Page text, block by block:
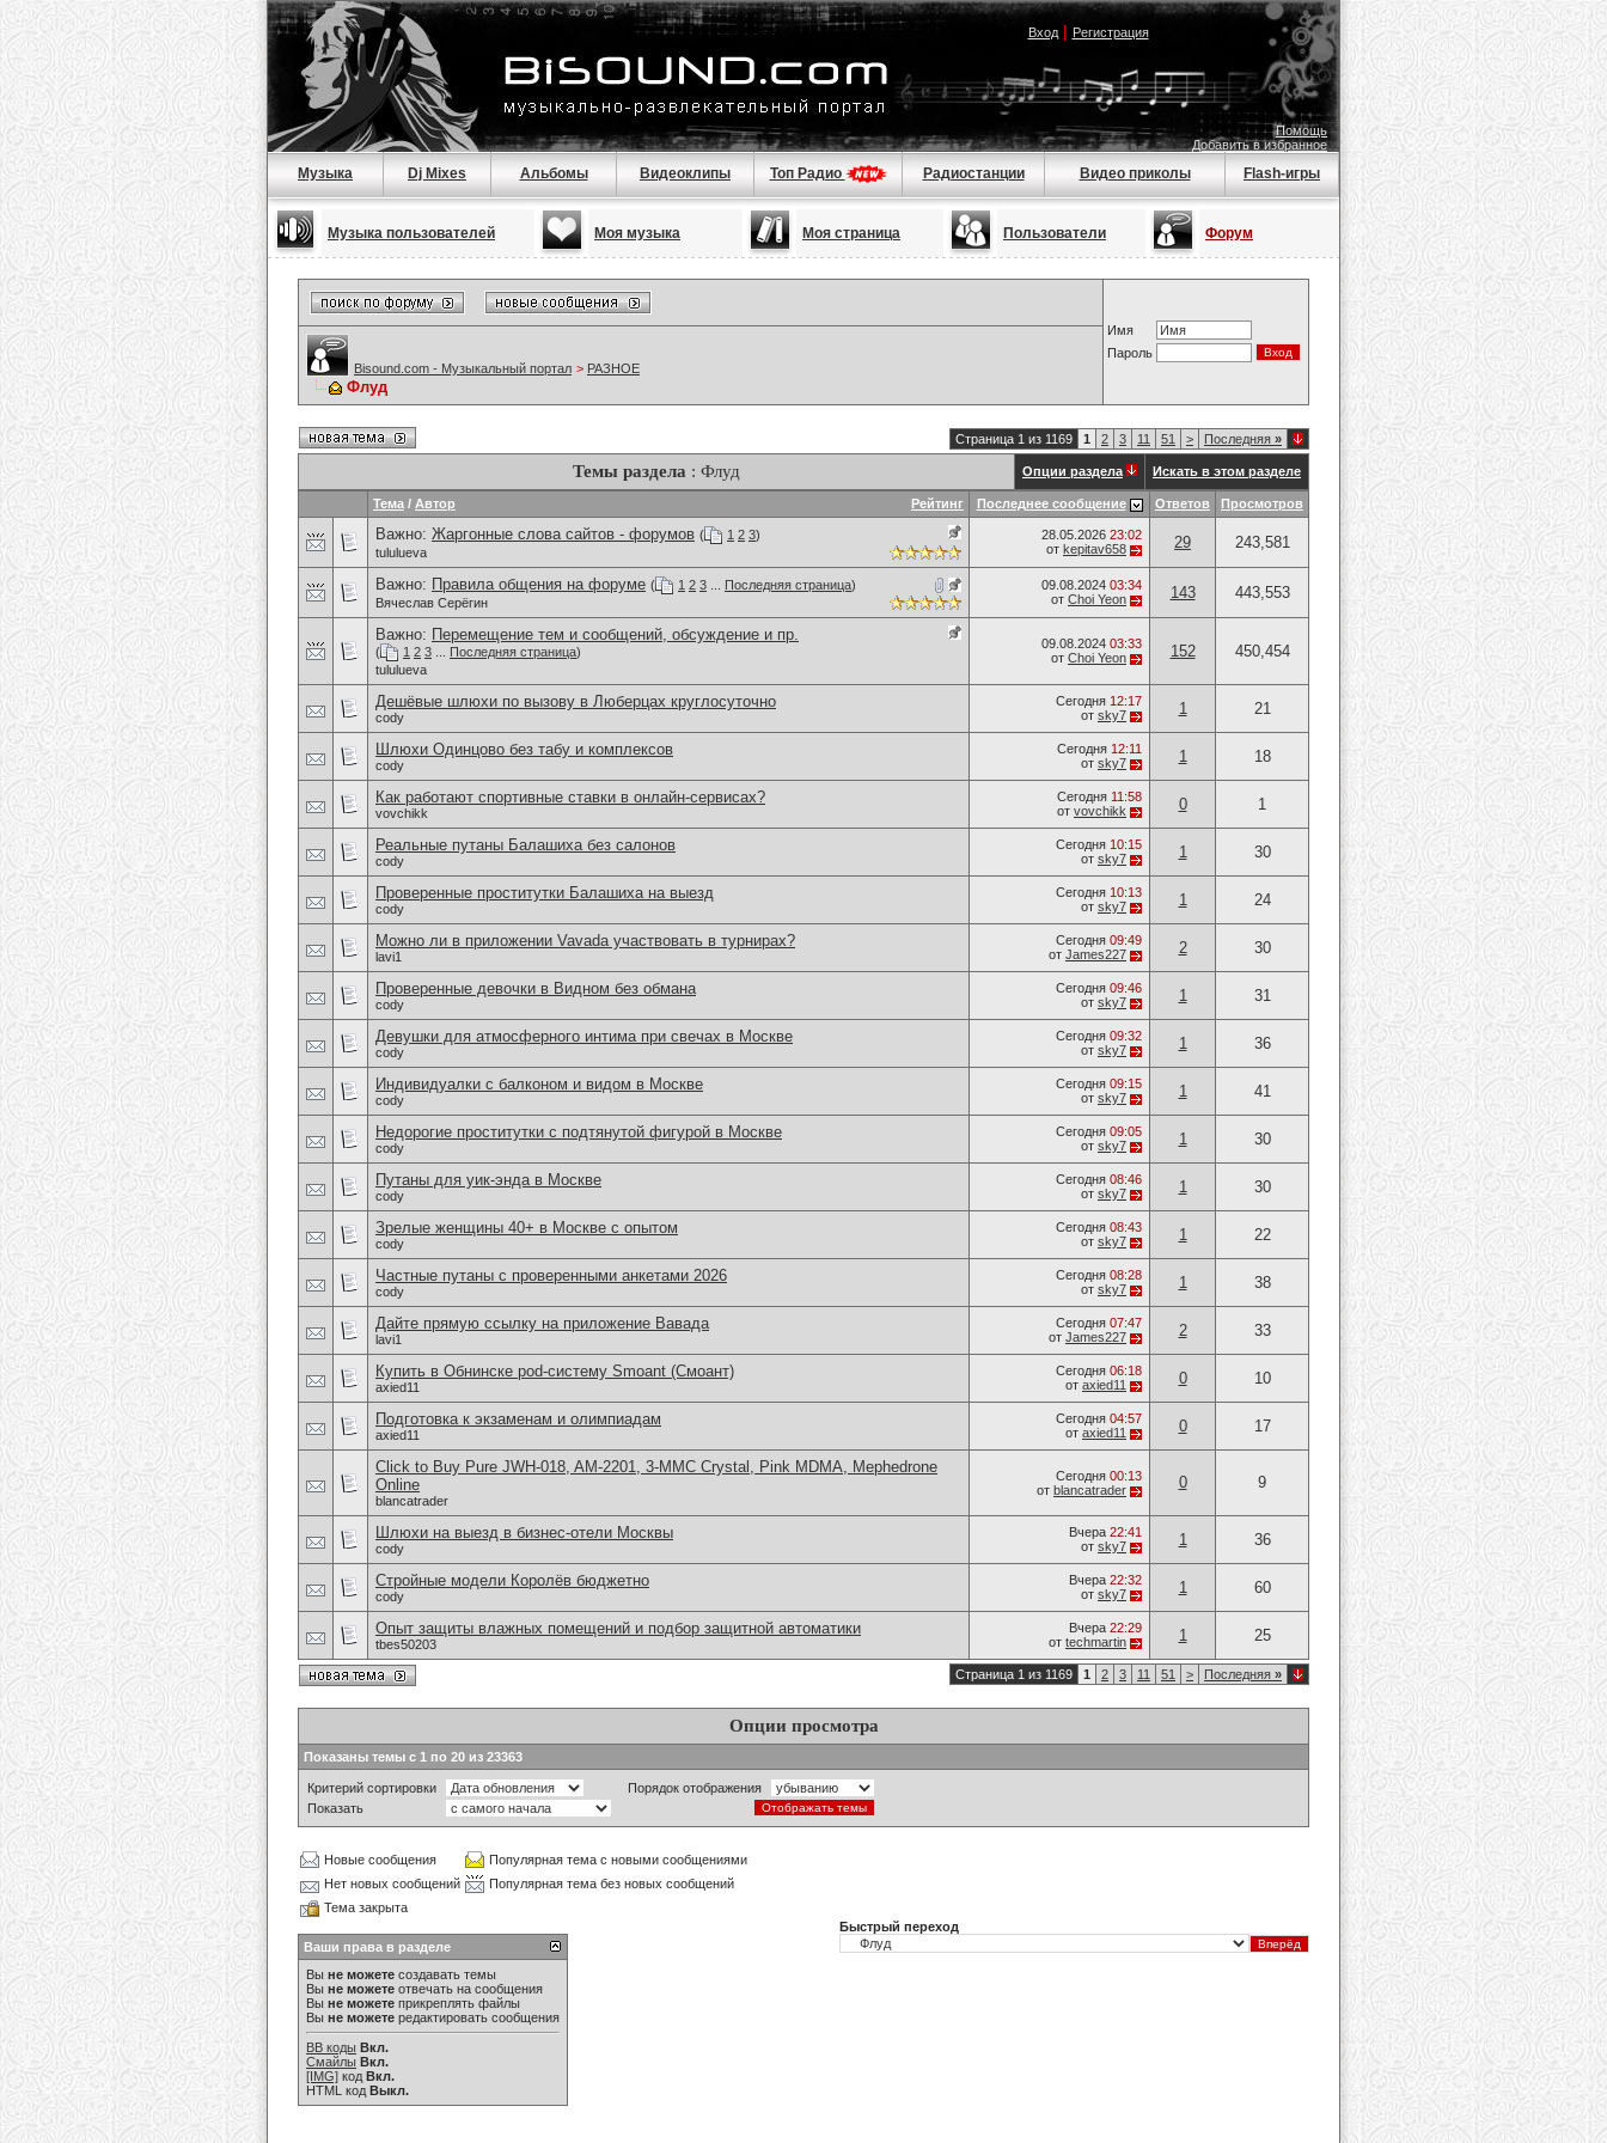
Вход| Регистрация
Помощь
Добавить в избранное
Музыка Dj Mixes Альбомы Видеоклипы Топ Радио Радиостанции Видео приколы Flash-игры
Музыка пользователей Моя музыка Моя страница Пользователи Форум
Имя
Пароль
Bisound.com - Музыкальный портал > РАЗНОЕ
Флуд
Страница 1 из 1169 1 2 3 11 51 > Последняя »
Темы раздела : Флуд Опции раздела Искать в этом разделе
Рейтинг
Тема / Автор Последнее сообщение Ответов Просмотров
Важно: Жаргонные слова сайтов - форумов ( 1 2 3)
tululueva
28.05.2026 23:02
от kepitav658 29 243,581
Важно: Правила общения на форуме ( 1 2 3 Последняя страница)
Вячеслав Серёгин
09.08.2024 03:34
от Choi Yeon 143 443,553
Важно: Перемещение тем и сообщений, обсуждение и пр.
( 1 2 3 Последняя страница)
tululueva
09.08.2024 03:33
от Choi Yeon 152 450,454
Дешёвые шлюхи по вызову в Люберцах круглосуточно
cody
Сегодня 12:17
от sky7 1 21
Шлюхи Одинцово без табу и комплексов
cody
Сегодня 12:11
от sky7 1 18
Как работают спортивные ставки в онлайн-сервисах?
vovchikk
Сегодня 11:58
от vovchikk 0 1
Реальные путаны Балашиха без салонов
cody
Сегодня 10:15
от sky7 1 30
Проверенные проститутки Балашиха на выезд
cody
Сегодня 10:13
от sky7 1 24
Можно ли в приложении Vavada участвовать в турнирах?
lavi1
Сегодня 09:49
от James227 2 30
Проверенные девочки в Видном без обмана
cody
Сегодня 09:46
от sky7 1 31
Девушки для атмосферного интима при свечах в Москве
cody
Сегодня 09:32
от sky7 1 36
Индивидуалки с балконом и видом в Москве
cody
Сегодня 09:15
от sky7 1 41
Недорогие проститутки с подтянутой фигурой в Москве
cody
Сегодня 09:05
от sky7 1 30
Путаны для уик-энда в Москве
cody
Сегодня 08:46
от sky7 1 30
Зрелые женщины 40+ в Москве с опытом
cody
Сегодня 08:43
от sky7 1 22
Частные путаны с проверенными анкетами 2026
cody
Сегодня 08:28
от sky7 1 38
Дайте прямую ссылку на приложение Вавада
lavi1
Сегодня 07:47
от James227 2 33
Купить в Обнинске pod-систему Smoant (Смоант)
axied11
Сегодня 06:18
от axied11 0 10
Подготовка к экзаменам и олимпиадам
axied11
Сегодня 04:57
от axied11 0 17
Click to Buy Pure JWH-018, AM-2201, 3-MMC Crystal, Pink MDMA, Mephedrone
Online
blancatrader
Сегодня 00:13
от blancatrader 0 9
Шлюхи на выезд в бизнес-отели Москвы
cody
Вчера 22:41
от sky7 1 36
Стройные модели Королёв бюджетно
cody
Вчера 22:32
от sky7 1 60
Опыт защиты влажных помещений и подбор защитной автоматики
tbes50203
Вчера 22:29
от techmartin 1 25
Страница 1 из 1169 1 2 3 11 51 > Последняя »
Опции просмотра
Показаны темы с 1 по 20 из 23363
Критерий сортировки
Порядок отображения
Показать
Новые сообщения
Популярная тема с новыми сообщениями
Нет новых сообщений
Популярная тема без новых сообщений
Тема закрыта
Ваши права в разделе
Вы не можете создавать темы
Вы не можете отвечать на сообщения
Вы не можете прикреплять файлы
Вы не можете редактировать сообщения
BB коды Вкл.
Смайлы Вкл.
[IMG] код Вкл.
HTML код Выкл.
Быстрый переход